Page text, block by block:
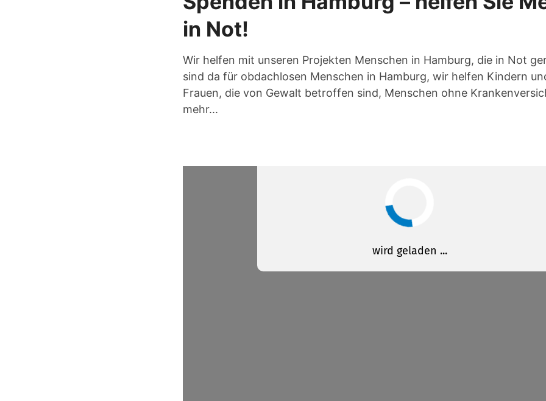
in Not!
Wir helfen mit unseren Projekten Menschen in Hamburg, die in Not
sind da für obdachlosen Menschen in Hamburg, wir helfen Kindern
Frauen, die von Gewalt betroffen sind, Menschen ohne
mehr...